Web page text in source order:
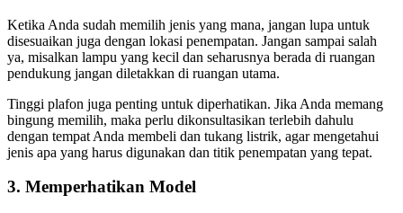
Ketika Anda sudah memilih jenis yang mana, jangan lupa untuk
disesuaikan juga dengan lokasi penempatan. Jangan sampai salah
ya, misalkan lampu yang kecil dan seharusnya berada di ruangan
pendukung jangan diletakkan di ruangan utama.
Tinggi plafon juga penting untuk diperhatikan. Jika Anda memang
bingung memilih, maka perlu dikonsultasikan terlebih dahulu
dengan tempat Anda membeli dan tukang listrik, agar mengetahui
jenis apa yang harus digunakan dan titik penempatan yang tepat.
3. Memperhatikan Model